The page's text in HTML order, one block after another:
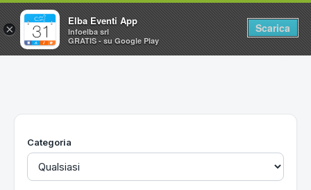
Home
Utilità
Categoria
×
Elba Eventi App
Infoelba srl
GRATIS - su Google Play
Scarica